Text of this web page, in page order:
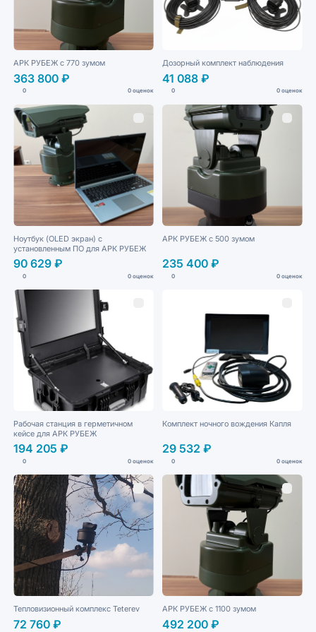
АРК РУБЕЖ с 770 зумом
363 800 ₽
0 0 оценок
Дозорный комплект наблюдения
41 088 ₽
0 0 оценок
Ноутбук (OLED экран) с
установленным ПО для АРК РУБЕЖ
90 629 ₽
0 0 оценок
АРК РУБЕЖ с 500 зумом
235 400 ₽
0 0 оценок
Рабочая станция в герметичном
кейсе для АРК РУБЕЖ
194 205 ₽
0 0 оценок
Комплект ночного вождения Капля
29 532 ₽
0 0 оценок
Тепловизионный комплекс Teterev
72 760 ₽
АРК РУБЕЖ с 1100 зумом
492 200 ₽